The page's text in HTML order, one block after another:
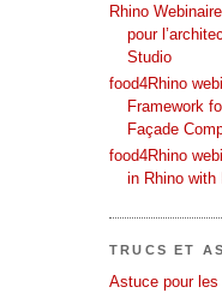
Rhino
pour
Studio
food4Rhino
Framework
Façade
food4Rhino
in Rhino with
TRUCS ET
Astuce pour